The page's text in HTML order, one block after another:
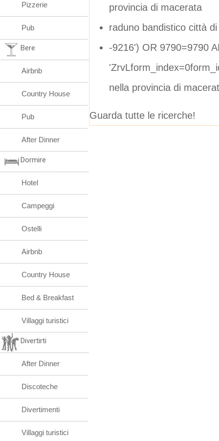
provincia di macerata
raduno bandistico città
-9216') OR 9790=9790
nella provincia di
Guarda tutte le ricerche!
Pizzerie
Pub
Bere
Airbnb
Country House
Pub
After Dinner
Dormire
Hotel
Campeggi
Ostelli
Airbnb
Country House
Bed & Breakfast
Villaggi turistici
Divertirti
After Dinner
Discoteche
Divertimenti
Villaggi turistici